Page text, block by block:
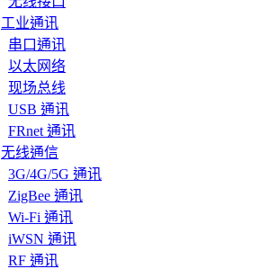
工业通讯
串口通讯
以太网络
现场总线
USB 通讯
FRnet 通讯
无线通信
3G/4G/5G 通讯
ZigBee 通讯
Wi-Fi 通讯
iWSN 通讯
RF 通讯